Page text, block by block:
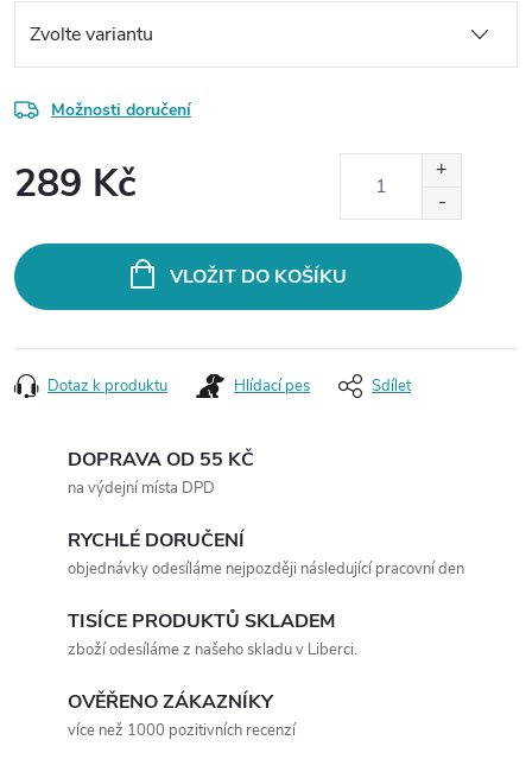
Možnosti doručení
289 Kč
VLOŽIT DO KOŠÍKU
Dotaz k produktu Hlídací pes Sdílet
DOPRAVA OD 55 KČ
na výdejní místa DPD
RYCHLÉ DORUČENÍ
objednávky odesíláme nejpozději následující pracovní den
TISÍCE PRODUKTŮ SKLADEM
zboží odesíláme z našeho skladu v Liberci.
OVĚŘENO ZÁKAZNÍKY
více než 1000 pozitivních recenzí